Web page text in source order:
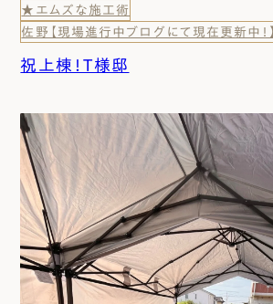
★エムズな施工術
佐野【現場進行中ブログにて現在更新中！】
祝上棟！T様邸